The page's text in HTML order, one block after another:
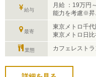
給与
月給 ：19万
能力を考慮※昇
最寄
東京メトロ千
東京メトロ日
業態 カフェレスト